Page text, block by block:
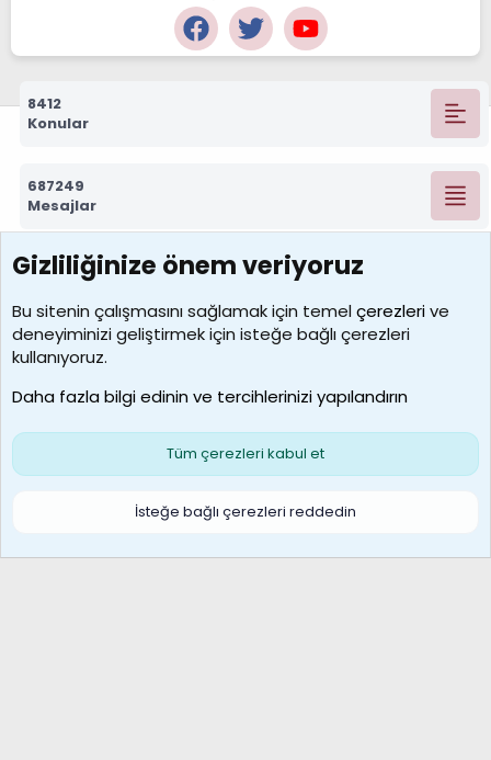
8412
Konular
687249
Mesajlar
7388
Kullanıcılar
borabekirogluu
Son üye
Çerezler
S
Gizliliğinize önem veriyoruz
Bu sitenin çalışmasını sağlamak için temelçerezlerive
deneyiminizi geliştirmek için isteğe bağlı çerezleri
kullanıyoruz.
Daha fazla bilgi edinin ve tercihlerinizi yapılandırın
Tüm çerezleri kabul et
İsteğe bağlı çerezleri reddedin